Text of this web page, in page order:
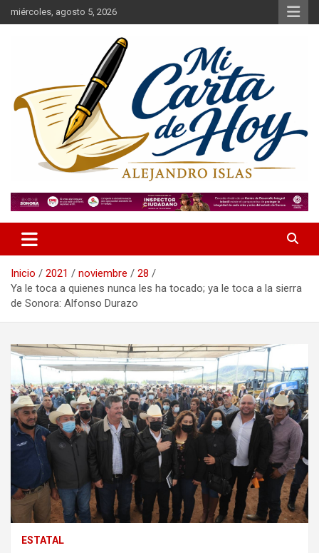
Saltar
al
miércoles, agosto 5, 2026
Mi Carta de Hoy
Inicio 2021 noviembre
28
Ya le toca a quienes nunca les ha tocado; ya le toca a la sierra
de Sonora: Alfonso Durazo
ESTATAL